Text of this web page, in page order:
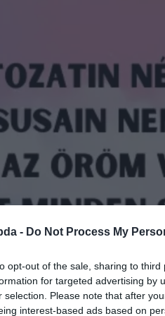
- Do Not Process My
opt-out of the sale, sharing to
for targeted advertising by
selection. Please note that after
interest-based ads based on